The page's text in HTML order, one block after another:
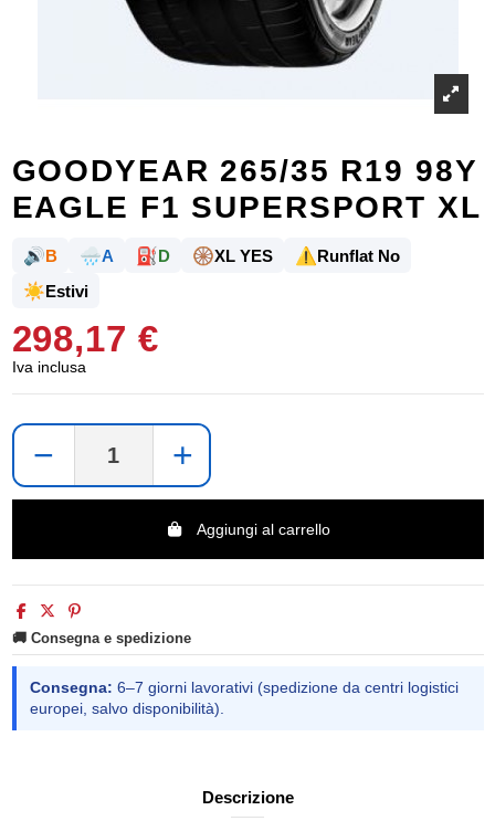
GOODYEAR 265/35 R19 98Y
EAGLE F1 SUPERSPORT XL
🔊B 🌧️A ⛽D 🛞XL YES ⚠️Runflat No
☀️Estivi
298,17 €
Iva inclusa
− +
Aggiungi al carrello
🚚 Consegna e spedizione
Consegna: 6–7 giorni lavorativi (spedizione da centri logistici
europei, salvo disponibilità).
Descrizione